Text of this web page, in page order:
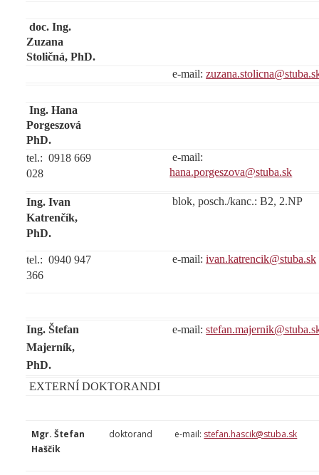
doc. Ing.
Zuzana
Stoličná, PhD.
e-mail:
Ing. Hana
Porgeszová
PhD.
tel.: 0918 669
028
e-mail:
hana.porgeszova@stuba.sk
Ing. Ivan
Katrenčík,
PhD.
blok, posch./kanc.: B2, 2.NP
tel.: 0940 947
366
e-mail:ivan.katrencik@stuba.sk
Ing. Štefan
Majerník,
PhD.
e-mail:
EXTERNÍ DOKTORANDI
Mgr. Štefan
Haščik
doktorand e-mail: stefan.hascik@stuba.sk